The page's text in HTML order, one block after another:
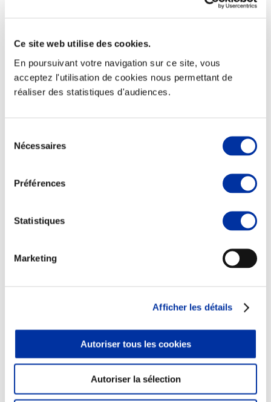
Ce site web utilise des cookies.
En poursuivant votre navigation sur ce site, vous
acceptez l'utilisation de cookies nous permettant de
réaliser des statistiques d'audiences.
Nécessaires
Préférences
Statistiques
Marketing
Afficher les détails
Autoriser tous les cookies
Autoriser la sélection
Elevage
Transport – mise en marché
Abattoir
Partenaire Climat
Viandes et santé
Juste rémunération et attractivité des métiers
Info-veille scientifique
Sources d’information